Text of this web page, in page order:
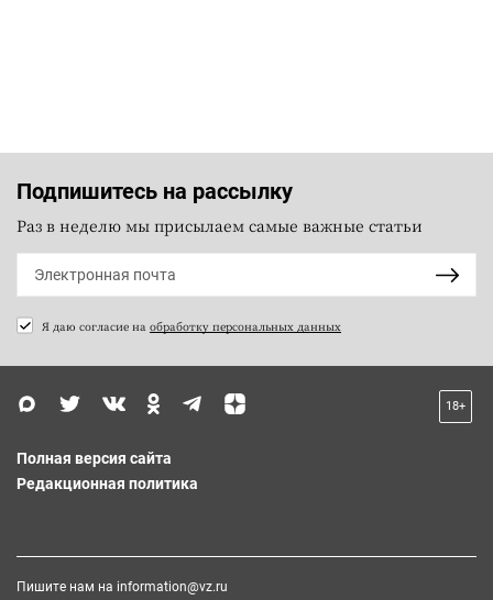
Подпишитесь на рассылку
Раз в неделю мы присылаем самые важные статьи
Я даю согласие на обработку персональных данных
18+
Полная версия сайта
Редакционная политика
Пишите нам на information@vz.ru